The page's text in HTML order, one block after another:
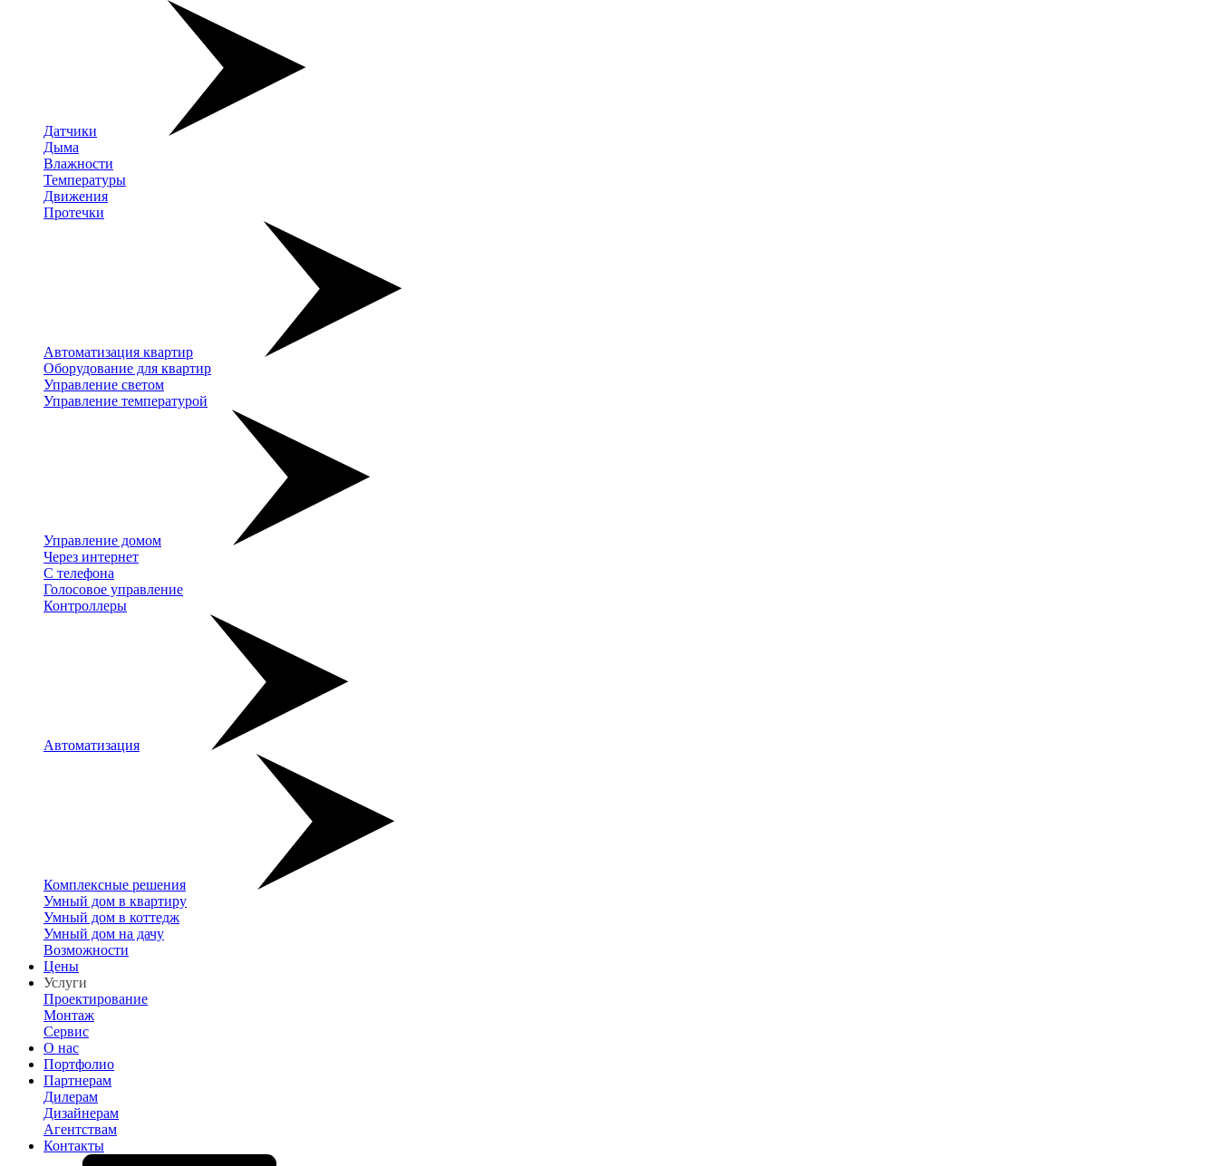
Датчики
Дыма
Влажности
Температуры
Движения
Протечки
Автоматизация квартир
Оборудование для квартир
Управление светом
Управление температурой
Управление домом
Через интернет
С телефона
Голосовое управление
Контроллеры
Автоматизация
Комплексные решения
Умный дом в квартиру
Умный дом в коттедж
Умный дом на дачу
Возможности
Цены
Услуги
Проектирование
Монтаж
Сервис
О нас
Портфолио
Партнерам
Дилерам
Дизайнерам
Агентствам
Контакты